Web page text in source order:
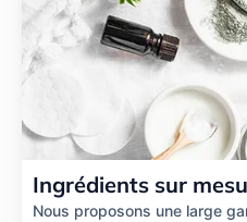
Ingrédients sur
Nous proposons une large